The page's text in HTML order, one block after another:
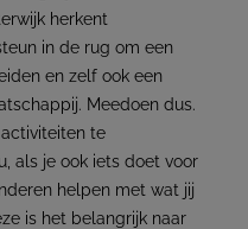
herkent
in de rug om een
en zelf ook een
Meedoen dus.
te
als je ook iets doet voor
helpen met wat jij
is het belangrijk naar